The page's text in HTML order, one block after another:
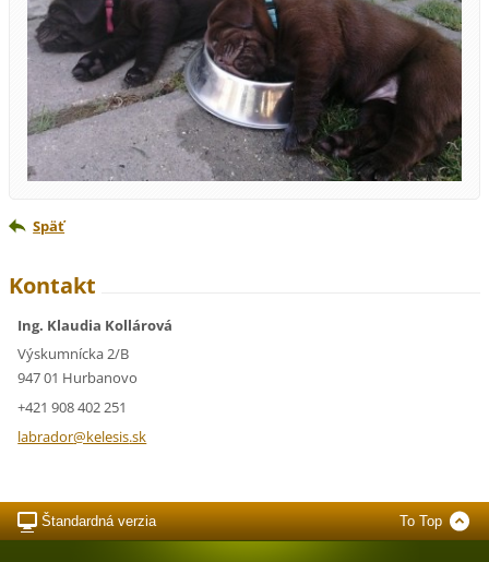
Späť
Kontakt
Ing. Klaudia Kollárová
Výskumnícka 2/B
947 01 Hurbanovo
+421 908 402 251
labrador@kelesis.sk
Štandardná verzia To Top